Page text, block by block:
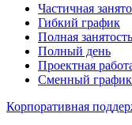
Частичная
Гибкий график
Полная занятость
Полный день
Проектная
Сменный график
Корпоративная